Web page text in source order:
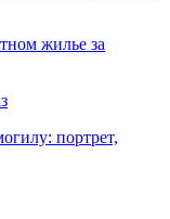
жилье за
портрет,